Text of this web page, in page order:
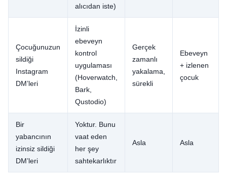
alıcıdan iste)
Çocuğunuzun
sildiği
Instagram
DM’leri
İzinli
ebeveyn
kontrol
uygulaması
(Hoverwatch,
Bark,
Qustodio)
Gerçek
zamanlı
yakalama,
sürekli
Ebeveyn
+ izlenen
çocuk
Bir
yabancının
izinsiz sildiği
DM’leri
Yoktur. Bunu
vaat eden
her şey
sahtekarlıktır
Asla Asla